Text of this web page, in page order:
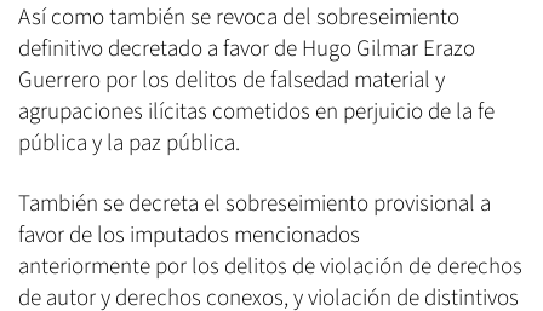
Así como también se revoca del sobreseimiento
definitivo decretado a favor de Hugo Gilmar Erazo
Guerrero por los delitos de falsedad material y
agrupaciones ilícitas cometidos en perjuicio de la fe
pública y la paz pública.
También se decreta el sobreseimiento provisional a
favor de los imputados mencionados
anteriormente por los delitos de violación de derechos
de autor y derechos conexos, y violación de distintivos